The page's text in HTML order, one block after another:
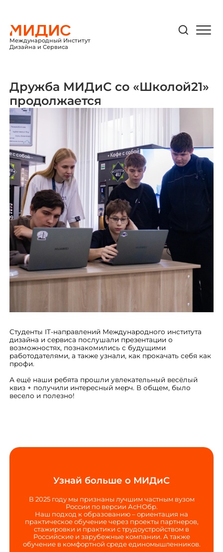
Международный Институт
Дизайна и Сервиса
Дружба МИДиС со «Школой21»
продолжается
Студенты IT-направлений Международного института
дизайна и сервиса послушали презентации о
возможностях, познакомились с будущими
работодателями, а также узнали, как прокачать себя как
профи.
А ещё наши ребята прошли увлекательный весёлый
квиз + получили интересный мерч. В общем, было
весело и полезно!
Узнай больше о МИДиС
В 2025 году мы признаны лучшим частным вузом
России по версии АсНОбр.
Наш подход к образованию – ориентация на
практическое обучение через проекты партнеров,
стажировки и практики с трудоустройством в
Российские и зарубежные компании. А также
обучение в комфортной среде единомышленников.